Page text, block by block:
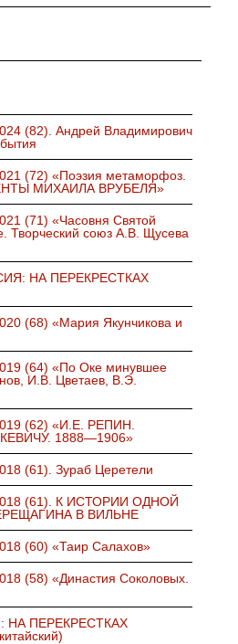
(82). Андрей Владимирович
(72) «Поэзия метаморфоз.
МИХАИЛА ВРУБЕЛЯ»
(71) «Часовня Святой
Творческий союз А.В. Щусева
НА ПЕРЕКРЕСТКАХ
(68) «Мария Якунчикова и
(64) «По Оке минувшее
И.В. Цветаев, В.Э.
(62) «И.Е. РЕПИН.
1888—1906»
(61). Зураб Церетели
(61). К ИСТОРИИ ОДНОЙ
В ВИЛЬНЕ
(60) «Таир Салахов»
(58) «Династия Соколовых.
НА ПЕРЕКРЕСТКАХ